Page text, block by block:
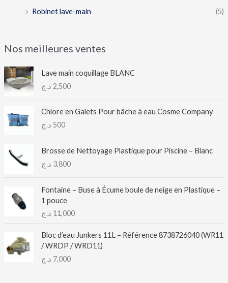
Robinet lave-main
(5)
Nos meilleures ventes
Lave main coquillage BLANC
2,500 د.ج
Chlore en Galets Pour bâche à eau Cosme Company
500 د.ج
Brosse de Nettoyage Plastique pour Piscine – Blanc
3,800 د.ج
Fontaine – Buse à Écume boule de neige en Plastique –
1 pouce
11,000 د.ج
Bloc d’eau Junkers 11L – Référence 8738726040 (WR11
/ WRDP / WRD11)
7,000 د.ج